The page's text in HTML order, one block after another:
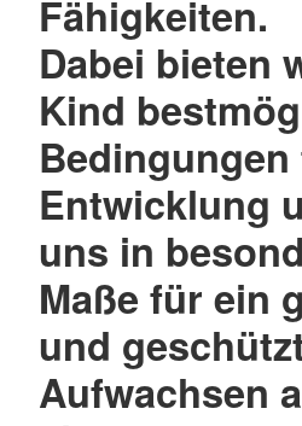
Fähigkeiten.
Dabei bieten
Kind
Entwicklung
uns in
Maße für ein
und
Aufwachsen